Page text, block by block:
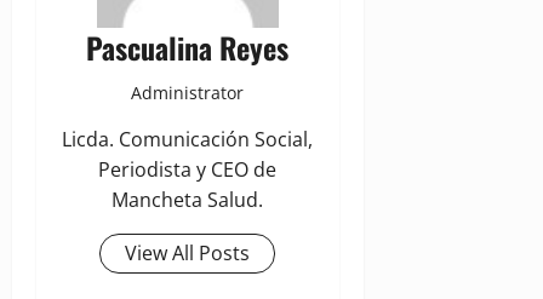
Pascualina Reyes
Administrator
Licda. Comunicación Social,
Periodista y CEO de
Mancheta Salud.
View All Posts